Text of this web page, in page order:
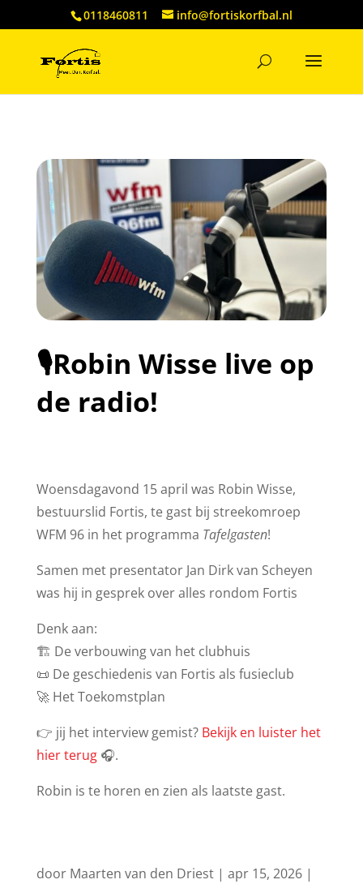
0118460811 info@fortiskorfbal.nl
🎙️Robin Wisse live op
de radio!
Woensdagavond 15 april was Robin Wisse,
bestuurslid Fortis, te gast bij streekomroep
WFM 96 in het programma Tafelgasten!
Samen met presentator Jan Dirk van Scheyen
was hij in gesprek over alles rondom Fortis
Denk aan:
🏗️ De verbouwing van het clubhuis
📜 De geschiedenis van Fortis als fusieclub
🚀 Het Toekomstplan
👉 jij het interview gemist? Bekijk en luister het
hier terug 🎧.
Robin is te horen en zien als laatste gast.
door Maarten van den Driest| apr 15, 2026|